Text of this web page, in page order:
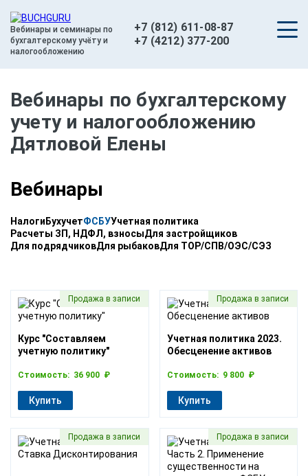
Вебинары и семинары по
бухгалтерскому учёту и
налогообложению
+7 (812) 611-08-87
+7 (4212) 377-200
Вебинары по бухгалтерскому
учету и налогообложению
Дятловой Елены
Вебинары
Налоги БухучетФСБУУчетная политика
Расчеты ЗП, НДФЛ, взносыДля застройщиков
Для подрядчиковДля рыбаковДля ТОР/СПВ/ОЭС/СЭЗ
Продажа в записи
Курс "Составляем
учетную политику"
Стоимость: 36 900 ₽
Купить
Продажа в записи
Учетная политика 2023.
Обесценение активов
Стоимость: 9 800 ₽
Купить
Продажа в записи Продажа в записи